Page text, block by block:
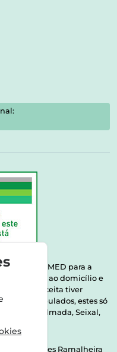
INFARMED para a
de saúde ao domicílio e
na sua receita tiver
Manipulados, estes só
Almada, Seixal,
Fernandes Ramalheira